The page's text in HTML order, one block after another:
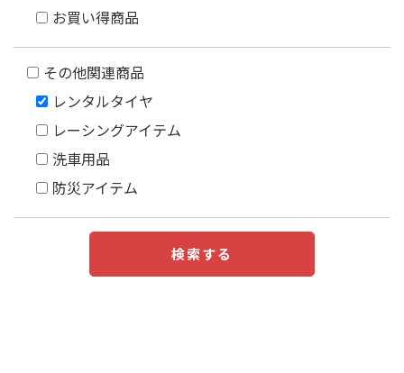
お買い得商品
その他関連商品
レンタルタイヤ
レーシングアイテム
洗車用品
防災アイテム